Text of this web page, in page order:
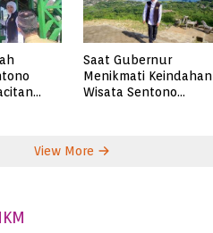
Saat Gubernur
Menikmati Keindahan
Wisata Sentono
View More